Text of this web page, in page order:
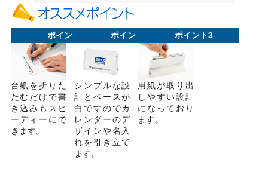
ポイント1
台紙を折りた
たむだけで書
き込みもスピ
ーディーにで
きます。
ポイント2
シンプルな設
計とベースが
白ですのでカ
レンダーのデ
ザインや名入
れを引き立て
ます。
ポイント3
用紙が取り出
しやすい設計
になっており
ます。